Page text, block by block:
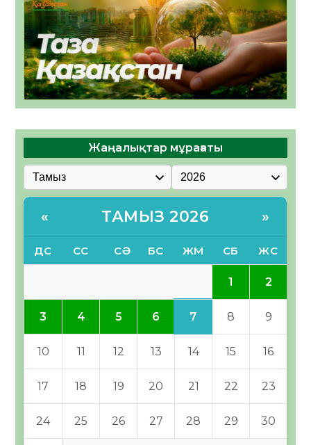
Жаңалықтар мұрағаты
« ТАМЫЗ 2026 »
ДС СС СӘ БС ЖМ СБ ЖС
1 2
3 4 5 6 7 8 9
10 11 12 13 14 15 16
17 18 19 20 21 22 23
24 25 26 27 28 29 30